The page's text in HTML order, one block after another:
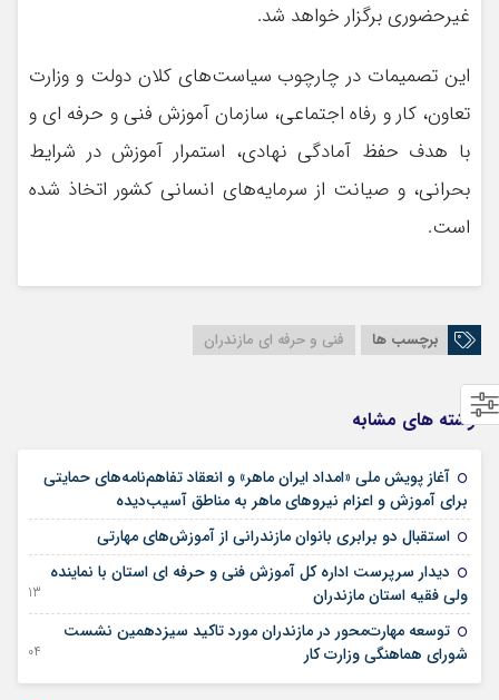
غیرحضوری برگزار خواهد شد.
این تصمیمات در چارچوب سیاست‌های کلان دولت و وزارت
تعاون، کار و رفاه اجتماعی، سازمان آموزش فنی و حرفه ای و
با هدف حفظ آمادگی نهادی، استمرار آموزش در شرایط
بحرانی، و صیانت از سرمایه‌های انسانی کشور اتخاذ شده
است.
برچسب ها فنی و حرفه ای مازندران
نوشته های مشابه
آغاز پویش ملی «امداد ایران ماهر» و انعقاد تفاهم‌نامه‌های حمایتی
برای آموزش و اعزام نیروهای ماهر به مناطق آسیب‌دیده
استقبال دو برابری بانوان مازندرانی از آموزش‌های مهارتی
دیدار سرپرست اداره کل آموزش فنی و حرفه ای استان با نماینده
ولی فقیه استان مازندران
13 آگوست 2025
توسعه مهارت‌محور در مازندران مورد تاکید سیزدهمین نشست
شورای هماهنگی وزارت کار
04 آگوست 2025